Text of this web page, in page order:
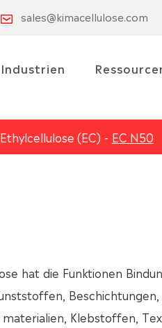
sales@kimacellulose.com
Industrien
Ethylcellulose (EC) EC N50
hat die Funktionen
Beschichtungen,
Klebstoffen,